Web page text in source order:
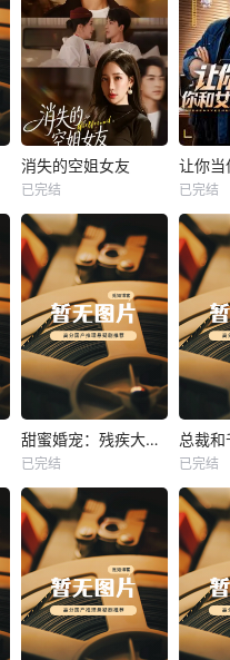
热播
未知
消失的空姐女友
已完结
热播
未知
已完结
热播
未知
甜蜜婚宠：残疾大佬夜夜撩
已完结
热播
未知
已完结